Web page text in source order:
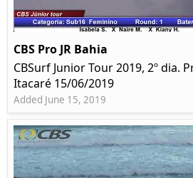
CBS Pro JR Bahia
CBSurf Junior Tour 2019, 2º dia.
Itacaré 15/06/2019
Added June 15, 2019